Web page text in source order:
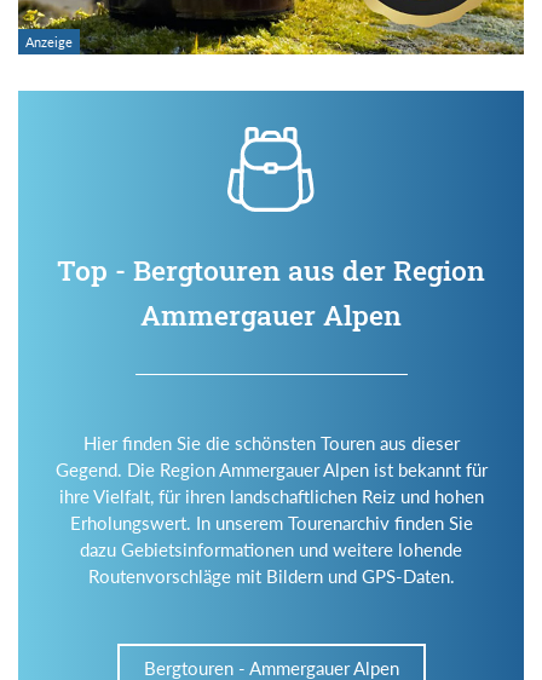
Top - Bergtouren aus der Region
Ammergauer Alpen
Hier finden Sie die schönsten Touren aus dieser
Gegend. Die Region Ammergauer Alpen ist bekannt für
ihre Vielfalt, für ihren landschaftlichen Reiz und hohen
Erholungswert. In unserem Tourenarchiv finden Sie
dazu Gebietsinformationen und weitere lohende
Routenvorschläge mit Bildern und GPS-Daten.
Bergtouren - Ammergauer Alpen